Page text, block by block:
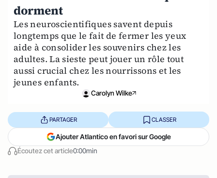
dorment
Les neuroscientifiques savent depuis
longtemps que le fait de fermer les yeux
aide à consolider les souvenirs chez les
adultes. La sieste peut jouer un rôle tout
aussi crucial chez les nourrissons et les
jeunes enfants.
Carolyn Wilke
Écoutez cet article0:00min
PARTAGER CLASSER
Ajouter Atlantico en favori sur Google